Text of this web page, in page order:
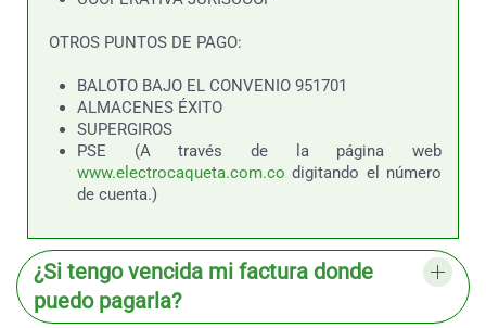
OTROS PUNTOS DE PAGO:
BALOTO BAJO EL CONVENIO 951701
ALMACENES ÉXITO
SUPERGIROS
PSE (A través de la página web
www.electrocaqueta.com.co digitando el número
de cuenta.)
¿Si tengo vencida mi factura donde
puedo pagarla?